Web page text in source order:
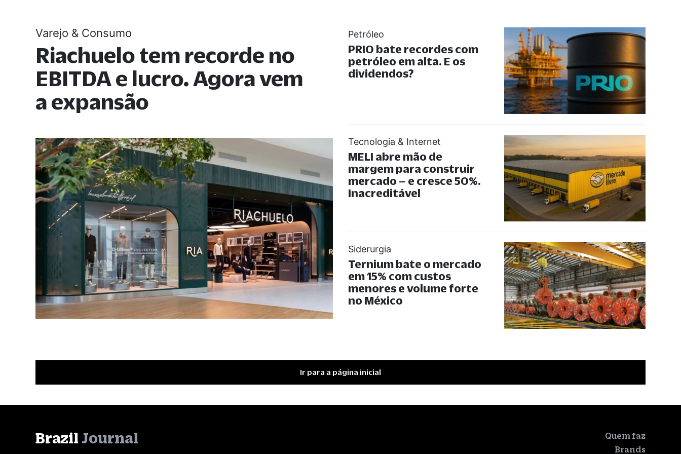
Varejo & Consumo
Riachuelo tem recorde no
EBITDA e lucro. Agora vem
a expansão
Petróleo
PRIO bate recordes com
petróleo em alta. E os
dividendos?
Tecnologia & Internet
MELI abre mão de
margem para construir
mercado – e cresce 50%.
Inacreditável
Siderurgia
Ternium bate o mercado
em 15% com custos
menores e volume forte
no México
Ir para a página inicial
Brazil Journal
Quem faz
Brands